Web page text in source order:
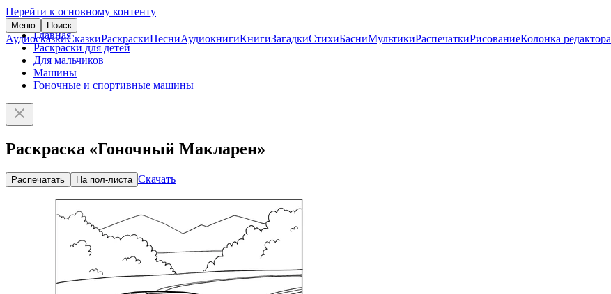
Перейти к основному контенту
Меню Поиск
АудиосказкиСказкиРаскраскиПесниАудиокнигиКнигиЗагадкиСтихиБасниМультикиРаспечаткиРисованиеКолонка редактора
Главная
Раскраски для детей
Для мальчиков
Машины
Гоночные и спортивные машины
Раскраска «Гоночный Макларен»
Распечатать На пол-листа Скачать